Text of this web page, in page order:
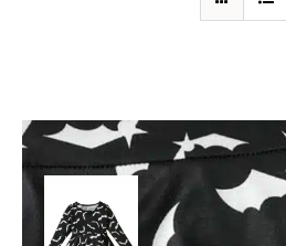
Mad
Army of